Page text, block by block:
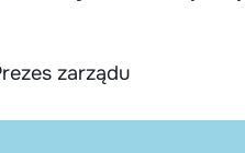
zarządu